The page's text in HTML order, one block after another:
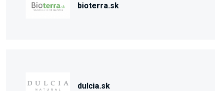
bioterra.sk
dulcia.sk